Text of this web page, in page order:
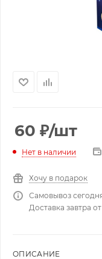
60 ₽/шт
Нет в наличии
Хочу в подарок
Самовывоз
Доставка завтра
ОПИСАНИЕ